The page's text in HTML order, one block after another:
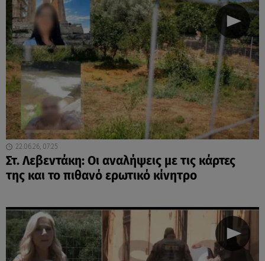
22.06.26, 07:25
Στ. Λεβεντάκη: Οι αναλήψεις με τις κάρτες
της και το πιθανό ερωτικό κίνητρο